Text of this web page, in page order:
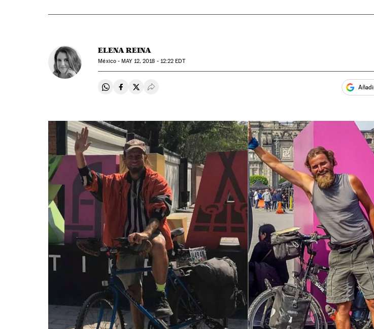
ELENA REINA
México -MAY12, 2018 - 12:22 EDT
Compartir en Whatsapp
Compartir en Facebook
Compartir en Twitter
Desplegar Redes Sociales